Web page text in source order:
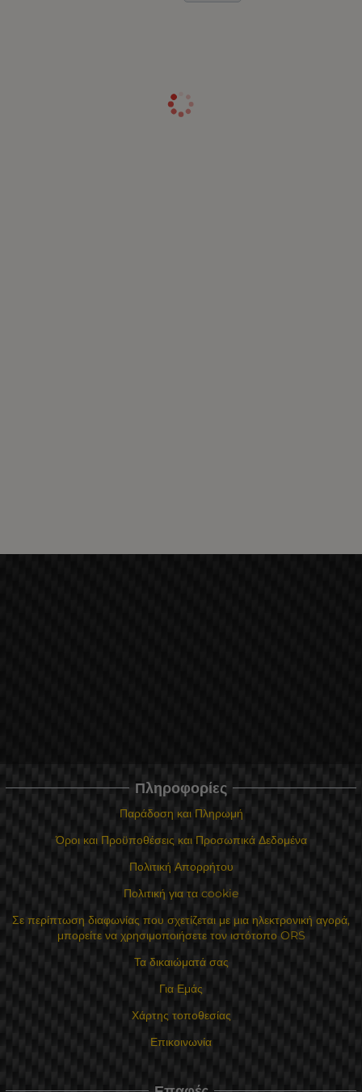
Πληροφορίες
Παράδοση και Πληρωμή
Όροι και Προϋποθέσεις και Προσωπικά Δεδομένα
Πολιτική Απορρήτου
Πολιτική για τα cookie
Σε περίπτωση διαφωνίας που σχετίζεται με μια ηλεκτρονική αγορά,
μπορείτε να χρησιμοποιήσετε τον ιστότοπο ORS
Τα δικαιώματά σας
Για Εμάς
Χάρτης τοποθεσίας
Επικοινωνία